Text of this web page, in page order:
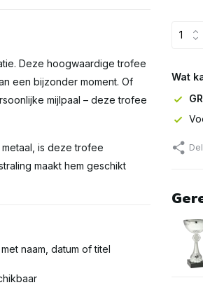
Deze hoogwaardige trofee
een bijzonder moment. Of
mijlpaal – deze trofee
is deze trofee
maakt hem geschikt
naam, datum of titel
Wat